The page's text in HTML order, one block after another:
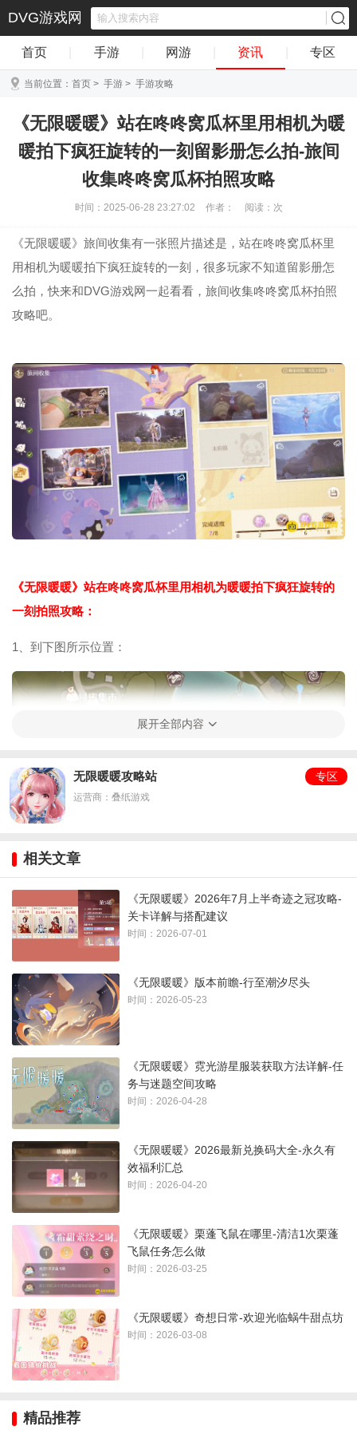
DVG游戏网
首页 手游 网游 资讯 专区
当前位置： 首页 > 手游 > 手游攻略
《无限暖暖》站在咚咚窝瓜杯里用相机为暖
暖拍下疯狂旋转的一刻留影册怎么拍-旅间
收集咚咚窝瓜杯拍照攻略
时间：2025-06-28 23:27:02 作者： 阅读： 次
《无限暖暖》旅间收集有一张照片描述是，站在咚咚窝瓜杯里
用相机为暖暖拍下疯狂旋转的一刻，很多玩家不知道留影册怎
么拍，快来和DVG游戏网一起看看，旅间收集咚咚窝瓜杯拍照
攻略吧。
《无限暖暖》站在咚咚窝瓜杯里用相机为暖暖拍下疯狂旋转的
一刻拍照攻略：
1、到下图所示位置：
2、和岸边的NPC利奥妮对话，选择乘坐咚咚窝瓜杯，选择旋飞
升降路线
3、然后到窝瓜杯里，点击拍照，需要画面中出现金色边框的暖
暖和咚咚窝瓜杯
展开全部内容
无限暖暖攻略站
运营商：叠纸游戏
专区
相关文章
《无限暖暖》2026年7月上半奇迹之冠攻略-
关卡详解与搭配建议
时间：2026-07-01
《无限暖暖》版本前瞻-行至潮汐尽头
时间：2026-05-23
《无限暖暖》霓光游星服装获取方法详解-任
务与迷题空间攻略
时间：2026-04-28
《无限暖暖》2026最新兑换码大全-永久有
效福利汇总
时间：2026-04-20
《无限暖暖》栗蓬飞鼠在哪里-清洁1次栗蓬
飞鼠任务怎么做
时间：2026-03-25
《无限暖暖》奇想日常-欢迎光临蜗牛甜点坊
时间：2026-03-08
精品推荐